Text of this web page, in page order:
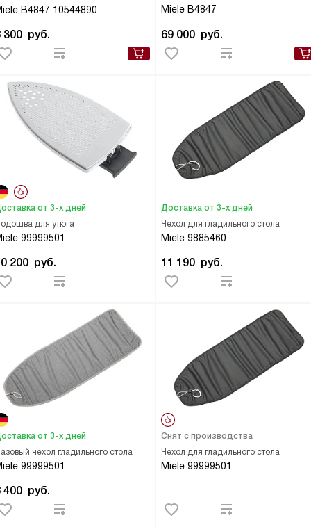
B4847 10544890
300 руб.
Miele B4847
69 000 руб.
для утюга
99999501
от 3-х дней
200 руб.
Чехол для гладильного стола
Miele 9885460
Доставка от 3-х дней
11 190 руб.
чехол гладильного стола
99999501
от 3-х дней
400 руб.
Чехол для гладильного стола
Miele 99999501
Снят с производства